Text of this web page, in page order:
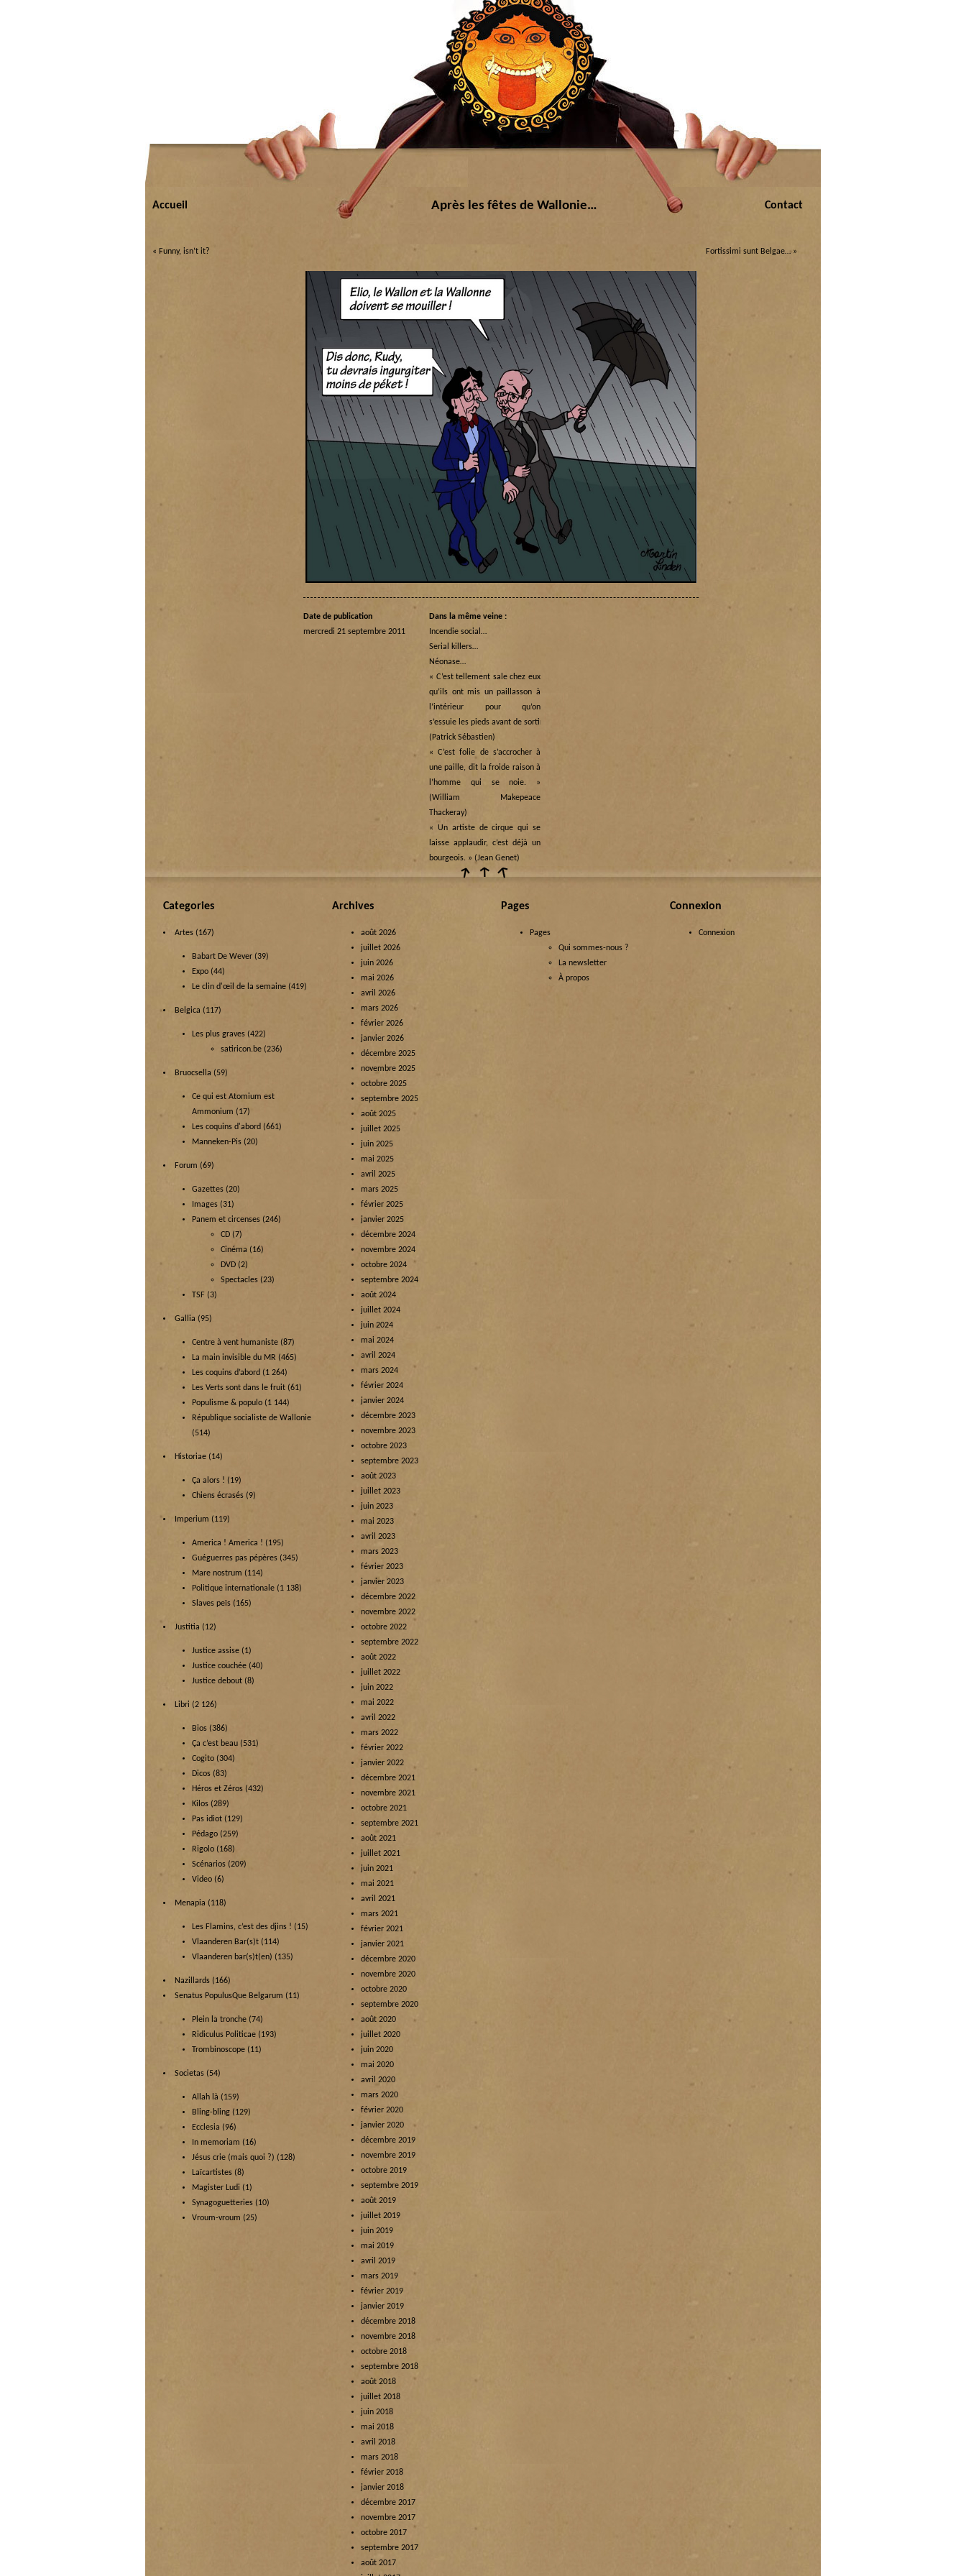
Accueil Après les fêtes de Wallonie… Contact
« Funny, isn’t it? Fortissimi sunt Belgae…»
Date de publication
mercredi 21 septembre 2011
Dans la même veine :
Incendie social…
Serial killers…
Néonase…
« C’est tellement sale chez eux
qu’ils ont mis un paillasson à
l’intérieur pour qu’on
s’essuie les pieds avant de sortir… »
(Patrick Sébastien)
« C’est folie de s’accrocher à
une paille, dit la froide raison à
l’homme qui se noie. »
(William Makepeace
Thackeray)
« Un artiste de cirque qui se
laisse applaudir, c’est déjà un
bourgeois. » (Jean Genet)
Categories
Artes (167)
Babart De Wever (39)
Expo (44)
Le clin d'œil de la semaine (419)
Belgica (117)
Les plus graves (422)
satiricon.be (236)
Bruocsella (59)
Ce qui est Atomium est
Ammonium (17)
Les coquins d'abord (661)
Manneken-Pis (20)
Forum (69)
Gazettes (20)
Images (31)
Panem et circenses (246)
CD (7)
Cinéma (16)
DVD (2)
Spectacles (23)
TSF (3)
Gallia (95)
Centre à vent humaniste (87)
La main invisible du MR (465)
Les coquins d’abord (1 264)
Les Verts sont dans le fruit (61)
Populisme & populo (1 144)
République socialiste de Wallonie
(514)
Historiae (14)
Ça alors ! (19)
Chiens écrasés (9)
Imperium (119)
America ! America ! (195)
Guéguerres pas pépères (345)
Mare nostrum (114)
Politique internationale (1 138)
Slaves peïs (165)
Justitia (12)
Justice assise (1)
Justice couchée (40)
Justice debout (8)
Libri (2 126)
Bios (386)
Ça c’est beau (531)
Cogito (304)
Dicos (83)
Héros et Zéros (432)
Kilos (289)
Pas idiot (129)
Pédago (259)
Rigolo (168)
Scénarios (209)
Video (6)
Menapia (118)
Les Flamins, c’est des djins ! (15)
Vlaanderen Bar(s)t (114)
Vlaanderen bar(s)t(en) (135)
Nazillards (166)
Senatus PopulusQue Belgarum (11)
Plein la tronche (74)
Ridiculus Politicae (193)
Trombinoscope (11)
Societas (54)
Allah là (159)
Bling-bling (129)
Ecclesia (96)
In memoriam (16)
Jésus crie (mais quoi ?) (128)
Laïcartistes (8)
Magister Ludi (1)
Synagoguetteries (10)
Vroum-vroum (25)
Archives
août 2026
juillet 2026
juin 2026
mai 2026
avril 2026
mars 2026
février 2026
janvier 2026
décembre 2025
novembre 2025
octobre 2025
septembre 2025
août 2025
juillet 2025
juin 2025
mai 2025
avril 2025
mars 2025
février 2025
janvier 2025
décembre 2024
novembre 2024
octobre 2024
septembre 2024
août 2024
juillet 2024
juin 2024
mai 2024
avril 2024
mars 2024
février 2024
janvier 2024
décembre 2023
novembre 2023
octobre 2023
septembre 2023
août 2023
juillet 2023
juin 2023
mai 2023
avril 2023
mars 2023
février 2023
janvier 2023
décembre 2022
novembre 2022
octobre 2022
septembre 2022
août 2022
juillet 2022
juin 2022
mai 2022
avril 2022
mars 2022
février 2022
janvier 2022
décembre 2021
novembre 2021
octobre 2021
septembre 2021
août 2021
juillet 2021
juin 2021
mai 2021
avril 2021
mars 2021
février 2021
janvier 2021
décembre 2020
novembre 2020
octobre 2020
septembre 2020
août 2020
juillet 2020
juin 2020
mai 2020
avril 2020
mars 2020
février 2020
janvier 2020
décembre 2019
novembre 2019
octobre 2019
septembre 2019
août 2019
juillet 2019
juin 2019
mai 2019
avril 2019
mars 2019
février 2019
janvier 2019
décembre 2018
novembre 2018
octobre 2018
septembre 2018
août 2018
juillet 2018
juin 2018
mai 2018
avril 2018
mars 2018
février 2018
janvier 2018
décembre 2017
novembre 2017
octobre 2017
septembre 2017
août 2017
Pages
Pages
Qui sommes-nous ?
La newsletter
À propos
Connexion
Connexion